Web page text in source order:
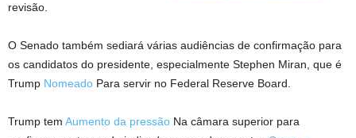
revisão.
O Senado também sediará várias audiências de confirmação para
os candidatos do presidente, especialmente Stephen Miran, que é
Trump Nomeado Para servir no Federal Reserve Board.
Trump tem Aumento da pressão Na câmara superior para